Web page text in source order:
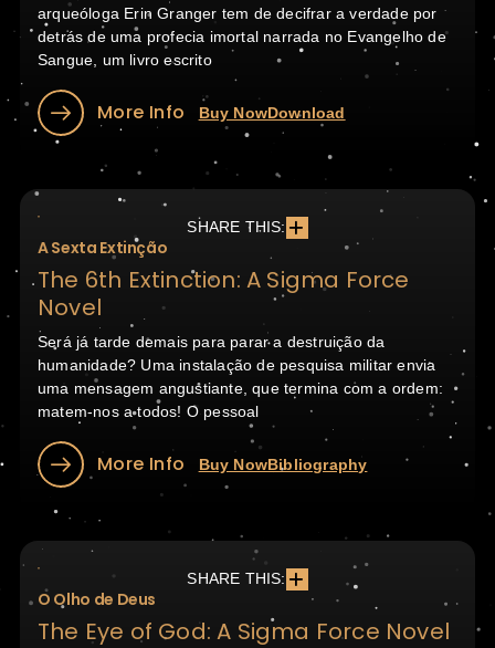
arqueóloga Erin Granger tem de decifrar a verdade por
detrás de uma profecia imortal narrada no Evangelho de
Sangue, um livro escrito
More Info Buy NowDownload
SHARE THIS:
A Sexta Extinção
The 6th Extinction: A Sigma Force
Novel
Será já tarde demais para parar a destruição da
humanidade? Uma instalação de pesquisa militar envia
uma mensagem angustiante, que termina com a ordem:
matem-nos a todos! O pessoal
More Info Buy NowBibliography
SHARE THIS:
O Olho de Deus
The Eye of God: A Sigma Force Novel